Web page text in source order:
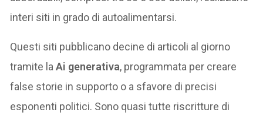
interi siti in grado di autoalimentarsi.
Questi siti pubblicano decine di articoli al giorno
tramite laAi generativa, programmata per creare
false storie in supporto o a sfavore di precisi
esponenti politici. Sono quasi tutte riscritture di